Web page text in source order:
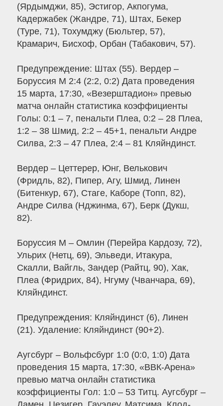
(Ярдымджи, 85), Эстигор, Акпогума,
Кадержабек (Жандре, 71), Штах, Бекер
(Туре, 71), Тохумджу (Бюльтер, 57),
Крамарич, Бисхоф, Орбан (Табакович, 57).
Предупреждение: Штах (55). Вердер –
Боруссия М 2:4 (2:2, 0:2) Дата проведения
15 марта, 17:30, «Везерштадион» превью
матча онлайн статистика коэффициенты
Голы: 0:1 – 7, пенальти Плеа, 0:2 – 28 Плеа,
1:2 – 38 Шмид, 2:2 – 45+1, пенальти Андре
Силва, 2:3 – 47 Плеа, 2:4 – 81 Кляйндинст.
Вердер – Цеттерер, Юнг, Велькович
(Фридль, 82), Пипер, Агу, Шмид, Линен
(Битенкур, 67), Стаге, Каборе (Топп, 82),
Андре Силва (Нджинма, 67), Берк (Дукш,
82).
Боруссия М – Омлин (Перейра Кардозу, 72),
Ульрих (Нетц, 69), Эльведи, Итакура,
Скалли, Вайгль, Зандер (Райтц, 90), Хак,
Плеа (Фридрих, 84), Нгуму (Чванчара, 69),
Кляйндинст.
Предупреждения: Кляйндинст (6), Линен
(21). Удаление: Кляйндинст (90+2).
Аугсбург – Вольфсбург 1:0 (0:0, 1:0) Дата
проведения 15 марта, 17:30, «ВВК-Арена»
превью матча онлайн статистика
коэффициенты Гол: 1:0 – 53 Титц. Аугсбург –